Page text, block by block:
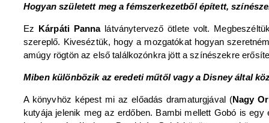
Hogyan született meg a fémszerkezetből épített,
Ez Kárpáti Pannalátványtervező ötlete volt.
szereplő. Kiveséztük, hogy a mozgatókat hogyan
amúgy rögtön az első találkozónkra jött a színészekre
Miben különbözik az eredeti műtől vagy a Disney által
A könyvhöz képest mi az előadás dramaturgjával (Nagy
kutyája jelenik meg az erdőben. Bambi mellett Gobó is